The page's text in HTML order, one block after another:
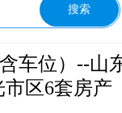
车位）--山
区6套房产